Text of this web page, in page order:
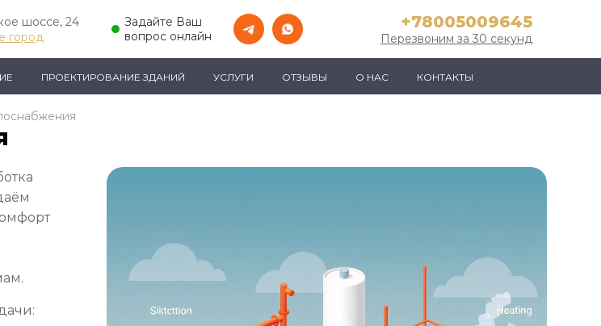
шоссе, 24
город
Задайте Ваш
вопрос онлайн
+78005009645
Перезвоним за 30 секунд
ПРОЕКТИРОВАНИЕ ЗДАНИЙ УСЛУГИ ОТЗЫВЫ О НАС КОНТАКТЫ